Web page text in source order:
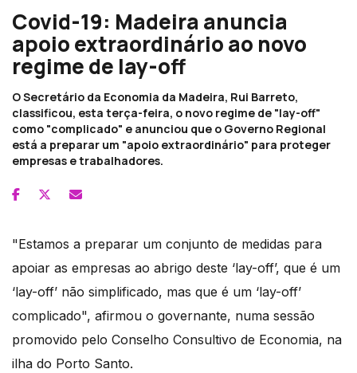
Covid-19: Madeira anuncia
apoio extraordinário ao novo
regime de lay-off
O Secretário da Economia da Madeira, Rui Barreto,
classificou, esta terça-feira, o novo regime de "lay-off"
como "complicado" e anunciou que o Governo Regional
está a preparar um "apoio extraordinário" para proteger
empresas e trabalhadores.
"Estamos a preparar um conjunto de medidas para
apoiar as empresas ao abrigo deste ‘lay-off’, que é um
‘lay-off’ não simplificado, mas que é um ‘lay-off’
complicado", afirmou o governante, numa sessão
promovido pelo Conselho Consultivo de Economia, na
ilha do Porto Santo.